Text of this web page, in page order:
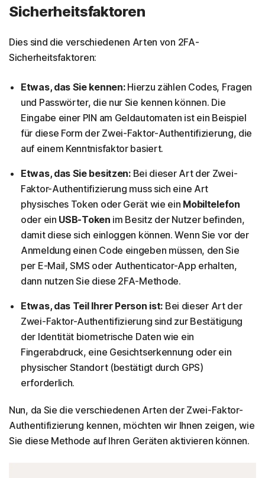
Sicherheitsfaktoren
Dies sind die verschiedenen Arten von 2FA-
Sicherheitsfaktoren:
Etwas, das Sie kennen: Hierzu zählen Codes, Fragen
und Passwörter, die nur Sie kennen können. Die
Eingabe einer PIN am Geldautomaten ist ein Beispiel
für diese Form der Zwei-Faktor-Authentifizierung, die
auf einem Kenntnisfaktor basiert.
Etwas, das Sie besitzen: Bei dieser Art der Zwei-
Faktor-Authentifizierung muss sich eine Art
physisches Token oder Gerät wie ein Mobiltelefon
oder ein USB-Token im Besitz der Nutzer befinden,
damit diese sich einloggen können. Wenn Sie vor der
Anmeldung einen Code eingeben müssen, den Sie
per E-Mail, SMS oder Authenticator-App erhalten,
dann nutzen Sie diese 2FA-Methode.
Etwas, das Teil Ihrer Person ist: Bei dieser Art der
Zwei-Faktor-Authentifizierung sind zur Bestätigung
der Identität biometrische Daten wie ein
Fingerabdruck, eine Gesichtserkennung oder ein
physischer Standort (bestätigt durch GPS)
erforderlich.
Nun, da Sie die verschiedenen Arten der Zwei-Faktor-
Authentifizierung kennen, möchten wir Ihnen zeigen, wie
Sie diese Methode auf Ihren Geräten aktivieren können.